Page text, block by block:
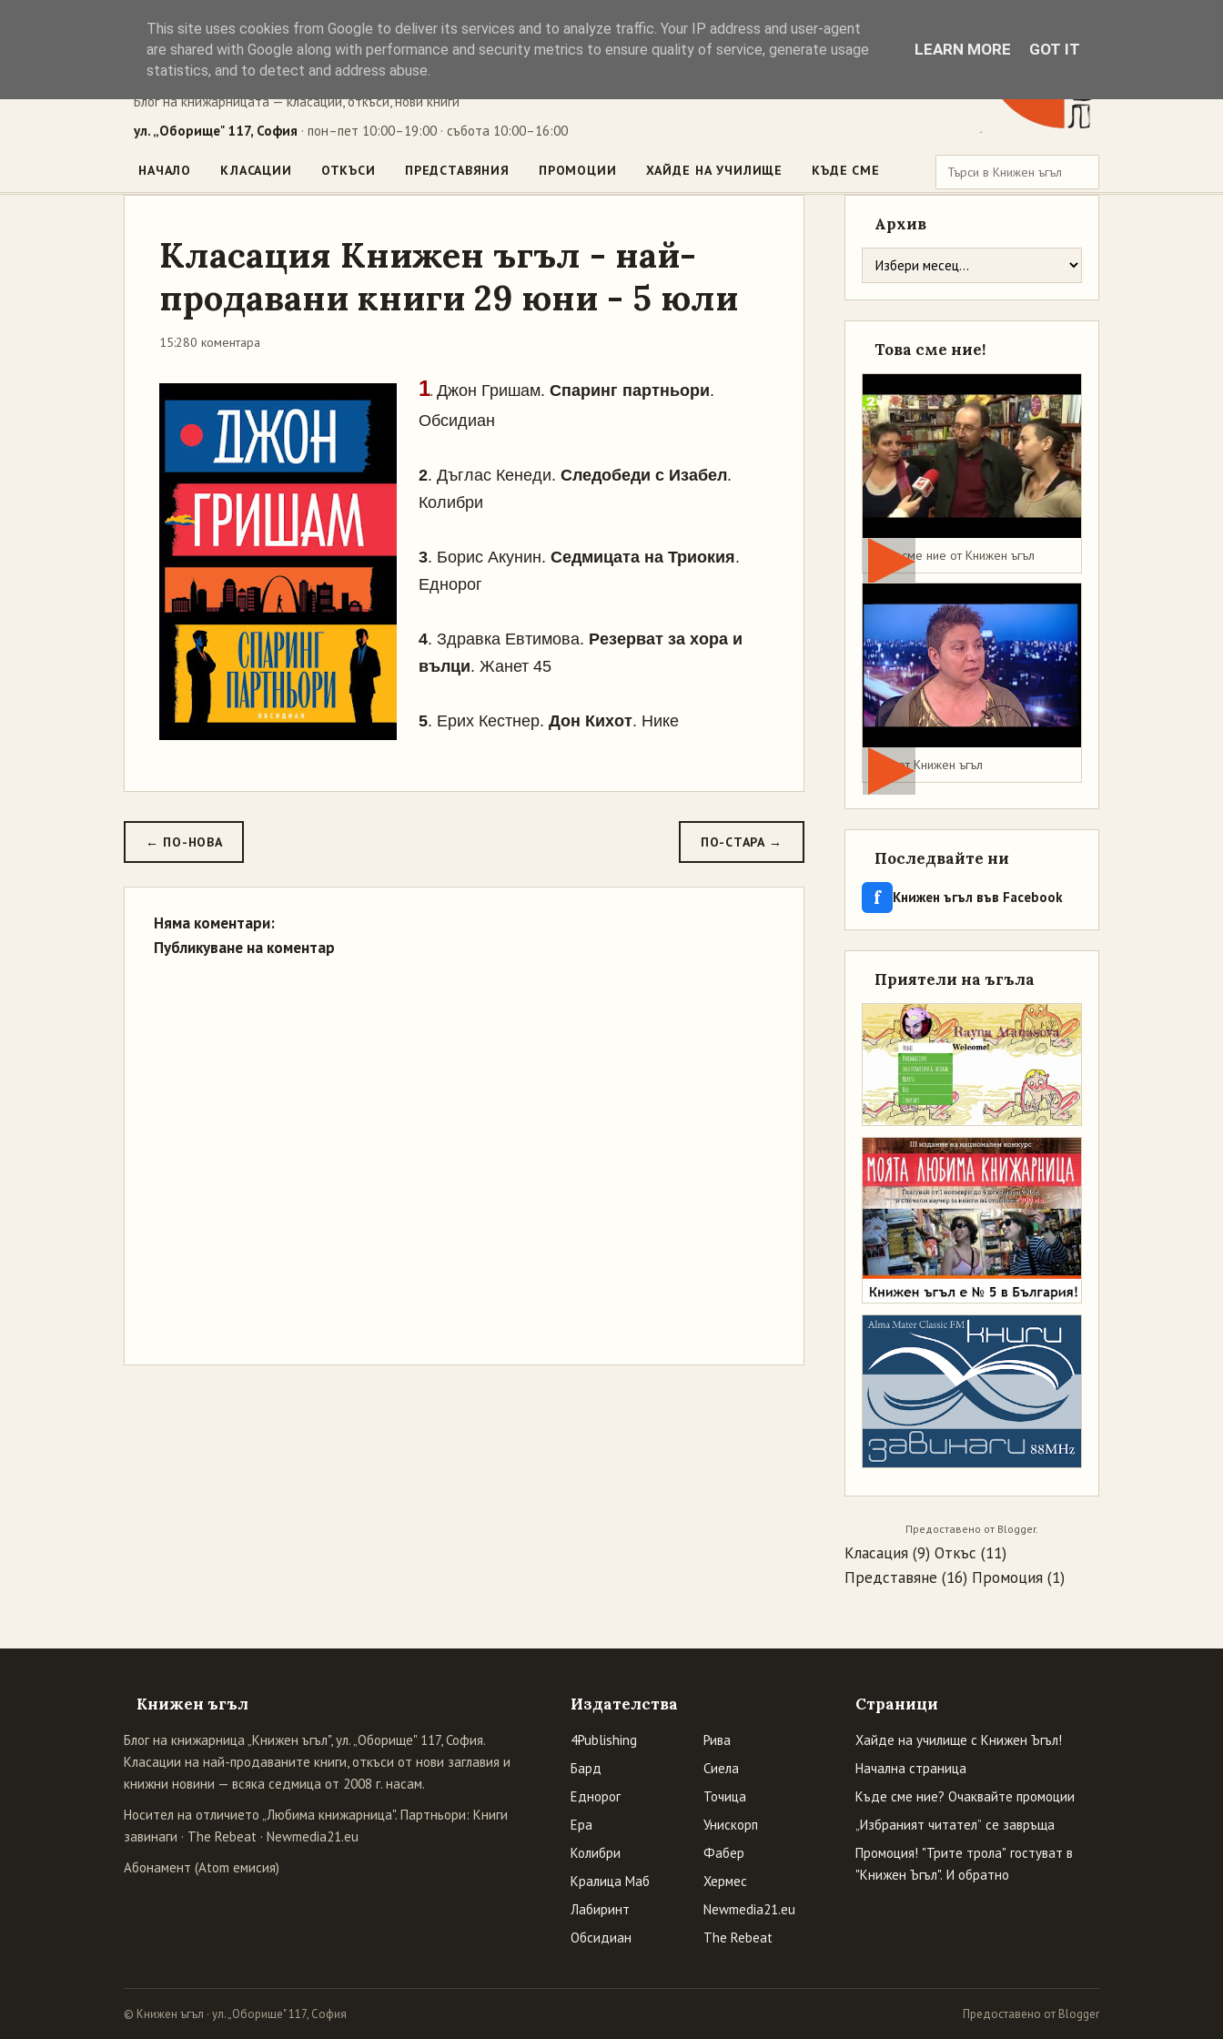
Книжен ъгъл
Блог на книжарницата — класации, откъси, нови книги
ул. „Оборище" 117, София · пон–пет 10:00–19:00 · събота 10:00–16:00
НАЧАЛО КЛАСАЦИИ ОТКЪСИ ПРЕДСТАВЯНИЯ ПРОМОЦИИ ХАЙДЕ НА УЧИЛИЩЕ КЪДЕ СМЕ
Класация Книжен ъгъл - най-
продавани книги 29 юни - 5 юли
15:280 коментара
1. Джон Гришам. Спаринг партньори.
Обсидиан
2. Дъглас Кенеди. Следобеди с Изабел.
Колибри
3. Борис Акунин. Седмицата на Триокия.
Еднорог
4. Здравка Евтимова. Резерват за хора и
вълци. Жанет 45
5. Ерих Кестнер. Дон Кихот. Нике
← ПО-НОВА ПО-СТАРА →
Няма коментари:
Публикуване на коментар
Архив
Това сме ние!
Това сме ние от Книжен ъгъл
Мая от Книжен ъгъл
Последвайте ни
f Книжен ъгъл във Facebook
Приятели на ъгъла
Предоставено от Blogger.
Класация (9) Откъс (11)
Представяне (16) Промоция (1)
Книжен ъгъл
Блог на книжарница „Книжен ъгъл", ул. „Оборище" 117, София.
Класации на най-продаваните книги, откъси от нови заглавия и
книжни новини — всяка седмица от 2008 г. насам.
Носител на отличието „Любима книжарница". Партньори: Книги
завинаги · The Rebeat · Newmedia21.eu
Абонамент (Atom емисия)
Издателства
4Publishing
Бард
Еднорог
Ера
Колибри
Кралица Маб
Лабиринт
Обсидиан
Рива
Сиела
Точица
Унискорп
Фабер
Хермес
Newmedia21.eu
The Rebeat
Страници
Хайде на училище с Книжен Ъгъл!
Начална страница
Къде сме ние? Очаквайте промоции
„Избраният читател” се завръща
Промоция! "Трите трола" гостуват в
"Книжен Ъгъл". И обратно
© Книжен ъгъл · ул. „Оборище" 117, София Предоставено от Blogger
This site uses cookies from Google to deliver its services and to analyze traffic. Your IP address and user-agent
are shared with Google along with performance and security metrics to ensure quality of service, generate usage
statistics, and to detect and address abuse.
LEARN MORE GOT IT